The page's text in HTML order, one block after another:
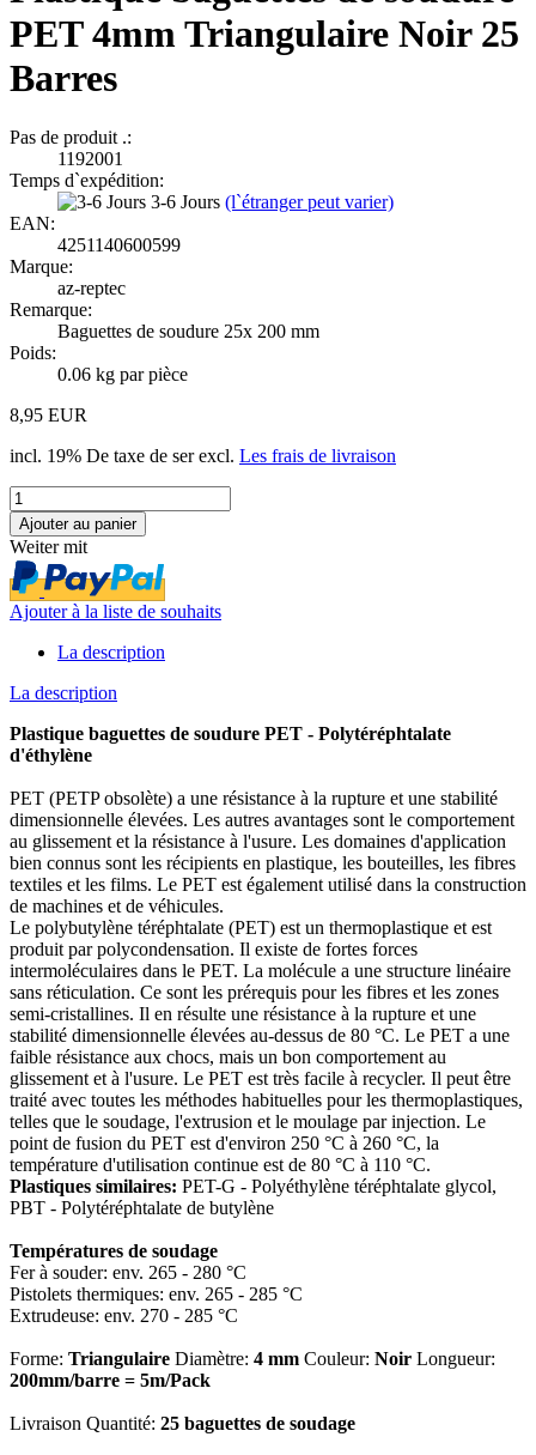
PET 4mm Triangulaire Noir 25
Barres
Pas de produit .:
1192001
Temps d`expédition:
3-6 Jours (l`étranger peut varier)
EAN:
4251140600599
Marque:
az-reptec
Remarque:
Baguettes de soudure 25x 200 mm
Poids:
0.06 kg par pièce
8,95 EUR
incl. 19% De taxe de ser excl. Les frais de livraison
Weiter mit
Ajouter à la liste de souhaits
La description
La description
Plastique baguettes de soudure PET - Polytéréphtalate
d'éthylène
PET (PETP obsolète) a une résistance à la rupture et une stabilité
dimensionnelle élevées. Les autres avantages sont le comportement
au glissement et la résistance à l'usure. Les domaines d'application
bien connus sont les récipients en plastique, les bouteilles, les fibres
textiles et les films. Le PET est également utilisé dans la construction
de machines et de véhicules.
Le polybutylène téréphtalate (PET) est un thermoplastique et est
produit par polycondensation. Il existe de fortes forces
intermoléculaires dans le PET. La molécule a une structure linéaire
sans réticulation. Ce sont les prérequis pour les fibres et les zones
semi-cristallines. Il en résulte une résistance à la rupture et une
stabilité dimensionnelle élevées au-dessus de 80 °C. Le PET a une
faible résistance aux chocs, mais un bon comportement au
glissement et à l'usure. Le PET est très facile à recycler. Il peut être
traité avec toutes les méthodes habituelles pour les thermoplastiques,
telles que le soudage, l'extrusion et le moulage par injection. Le
point de fusion du PET est d'environ 250 °C à 260 °C, la
température d'utilisation continue est de 80 °C à 110 °C.
Plastiques similaires: PET-G - Polyéthylène téréphtalate glycol,
PBT - Polytéréphtalate de butylène
Températures de soudage
Fer à souder: env. 265 - 280 °C
Pistolets thermiques: env. 265 - 285 °C
Extrudeuse: env. 270 - 285 °C
Forme: Triangulaire Diamètre: 4 mm Couleur: Noir Longueur:
200mm/barre = 5m/Pack
Livraison Quantité: 25 baguettes de soudage